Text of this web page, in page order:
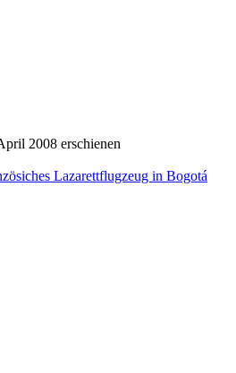
2008 erschienen
Lazarettflugzeug in Bogotá